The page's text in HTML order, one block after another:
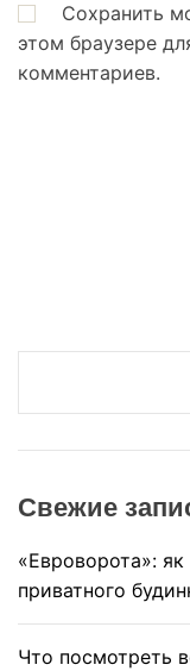
Сохранить
этом браузере
комментариев.
r
h
Свежие
«Евроворота»: як
приватного
Что посмотреть